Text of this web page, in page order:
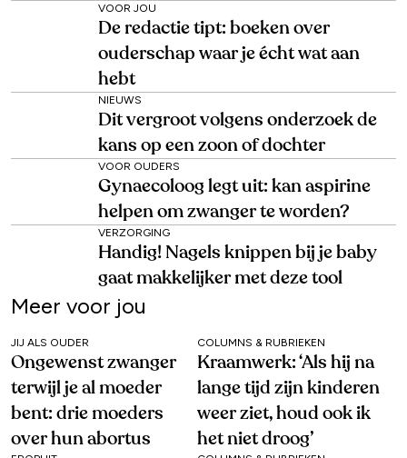
VOOR JOU
De redactie tipt: boeken over
ouderschap waar je écht wat aan
hebt
NIEUWS
Dit vergroot volgens onderzoek de
kans op een zoon of dochter
VOOR OUDERS
Gynaecoloog legt uit: kan aspirine
helpen om zwanger te worden?
VERZORGING
Handig! Nagels knippen bij je baby
gaat makkelijker met deze tool
Meer voor jou
JIJ ALS OUDER
Ongewenst zwanger
terwijl je al moeder
bent: drie moeders
over hun abortus
COLUMNS & RUBRIEKEN
Kraamwerk: ‘Als hij na
lange tijd zijn kinderen
weer ziet, houd ook ik
het niet droog’